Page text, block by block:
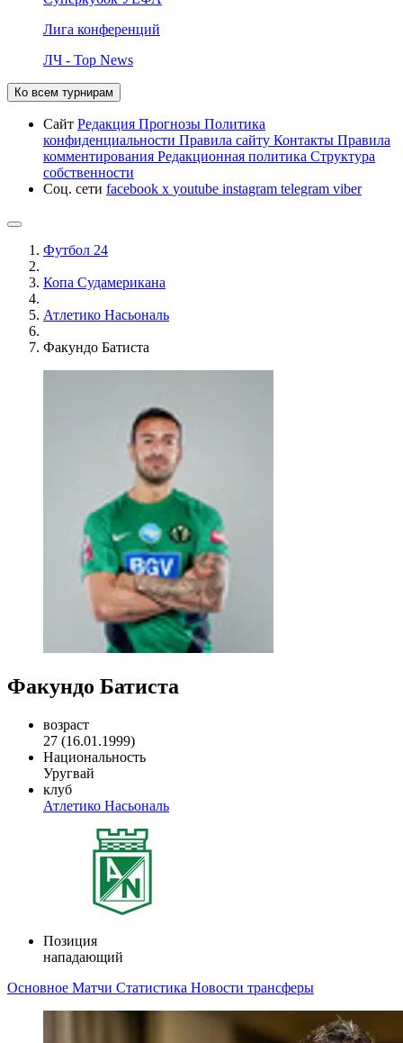
Лига конференций
ЛЧ - Top News
Ко всем турнирам
Сайт Редакция Прогнозы Политика
конфиденциальности Правила сайту Контакты Правила
комментирования Редакционная политика Структура
собственности
Соц. сети facebook x youtube instagram telegram viber
Футбол 24
Копа Судамерикана
Атлетико Насьональ
Факундо Батиста
Факундо Батиста
возраст
27 (16.01.1999)
Национальность
Уругвай
клуб
Атлетико Насьональ
Позиция
нападающий
Основное Матчи Статистика Новости трансферы